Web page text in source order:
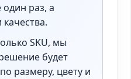
раз, а
SKU, мы
будет
размеру, цвету и